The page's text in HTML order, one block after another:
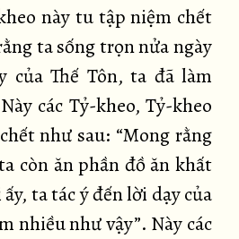
này tu tập niệm chết
ta sống trọn nửa ngày
của Thế Tôn, ta đã làm
các Tỷ-kheo, Tỷ-kheo
như sau: “Mong rằng
còn ăn phần đồ ăn khất
ta tác ý đến lời dạy của
nhiều như vậy”. Này các